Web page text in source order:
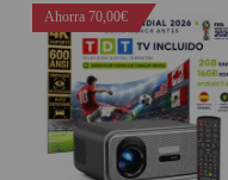
Ahorra 70,00€